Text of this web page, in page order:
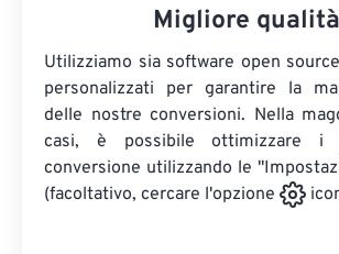
Migliore qualità
Utilizziamo sia software open
personalizzati per garantire la
delle nostre conversioni. Nella
casi, è possibile ottimizzare i
conversione utilizzando le
(facoltativo, cercare l'opzione